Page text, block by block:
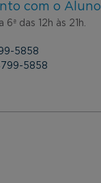
com o Aluno
6ª das 12h às 21h.
5858
5858